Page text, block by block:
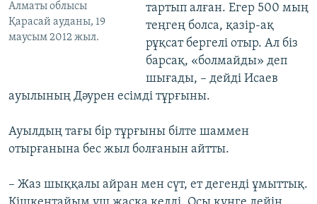
Алматы облысы
Қарасай ауданы, 19
маусым 2012 жыл.
тартып алған. Егер 500 мың
теңгең болса, қазір-ақ
рұқсат бергелі отыр. Ал біз
барсақ, «болмайды» деп
шығады, – дейді Исаев
ауылының Дәурен есімді тұрғыны.
Ауылдың тағы бір тұрғыны білте шаммен
отырғанына бес жыл болғанын айтты.
– Жаз шыққалы айран мен сүт, ет дегенді ұмыттық.